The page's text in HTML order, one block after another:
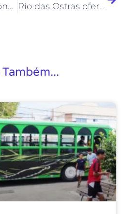
Oficina de gastronomia infantil é atração do Projeto “Festival da Gente” Rio das Ostras oferece Curso Livre de Dança para pessoas com deficiência